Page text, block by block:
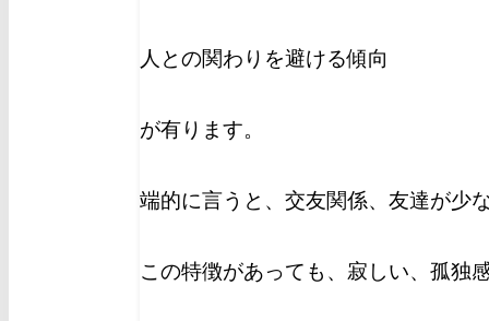
人との関わりを避ける傾向
が有ります。
端的に言うと、交友関係、友達が少
この特徴があっても、寂しい、孤独